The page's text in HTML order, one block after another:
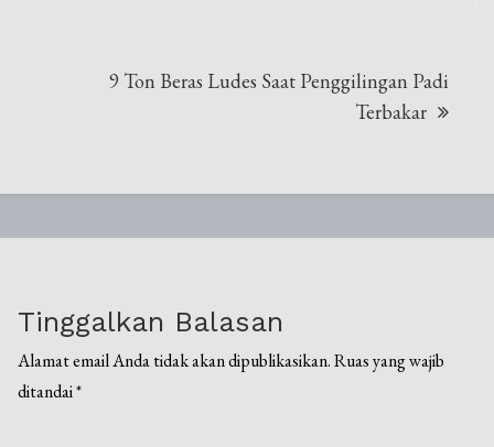
9 Ton Beras Ludes Saat Penggilingan Padi
Terbakar
Tinggalkan Balasan
Alamat email Anda tidak akan dipublikasikan. Ruas yang wajib
ditandai*